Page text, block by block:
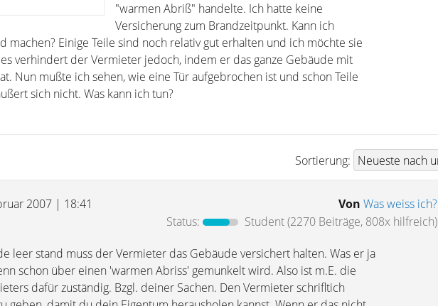
"warmen Abriß" handelte. Ich hatte keine
Versicherung zum Brandzeitpunkt. Kann ich
machen? Einige Teile sind noch relativ gut erhalten und ich möchte sie
verhindert der Vermieter jedoch, indem er das ganze Gebäude mit
Nun mußte ich sehen, wie eine Tür aufgebrochen ist und schon Teile
sich nicht. Was kann ich tun?
Sortierung:
2007 | 18:41 Von Was weiss ich?
Status:
Student(2270 Beiträge, 808x hilfreich)
leer stand muss der Vermieter das Gebäude versichert halten. Was er ja
schon über einen 'warmen Abriss' gemunkelt wird. Also ist m.E. die
dafür zuständig. Bzgl. deiner Sachen. Den Vermieter schrifltich